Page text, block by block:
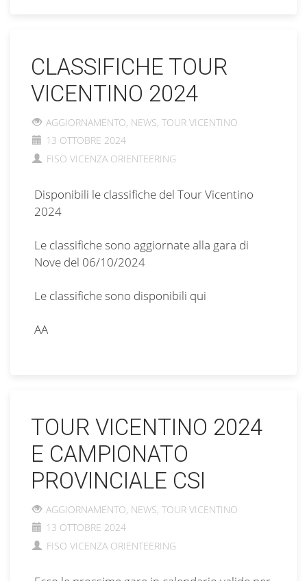
CLASSIFICHE TOUR
VICENTINO 2024
AGGIORNAMENTO, NEWS, TOUR VICENTINO
13 OTTOBRE 2024
FISO VICENZA ORIENTEERING
Disponibili le classifiche del Tour Vicentino
2024
Le classifiche sono aggiornate alla gara di
Nove del 06/10/2024
Le classifiche sono disponibili qui
AA
TOUR VICENTINO 2024
E CAMPIONATO
PROVINCIALE CSI
AGGIORNAMENTO, NEWS, TOUR VICENTINO
13 OTTOBRE 2024
FISO VICENZA ORIENTEERING